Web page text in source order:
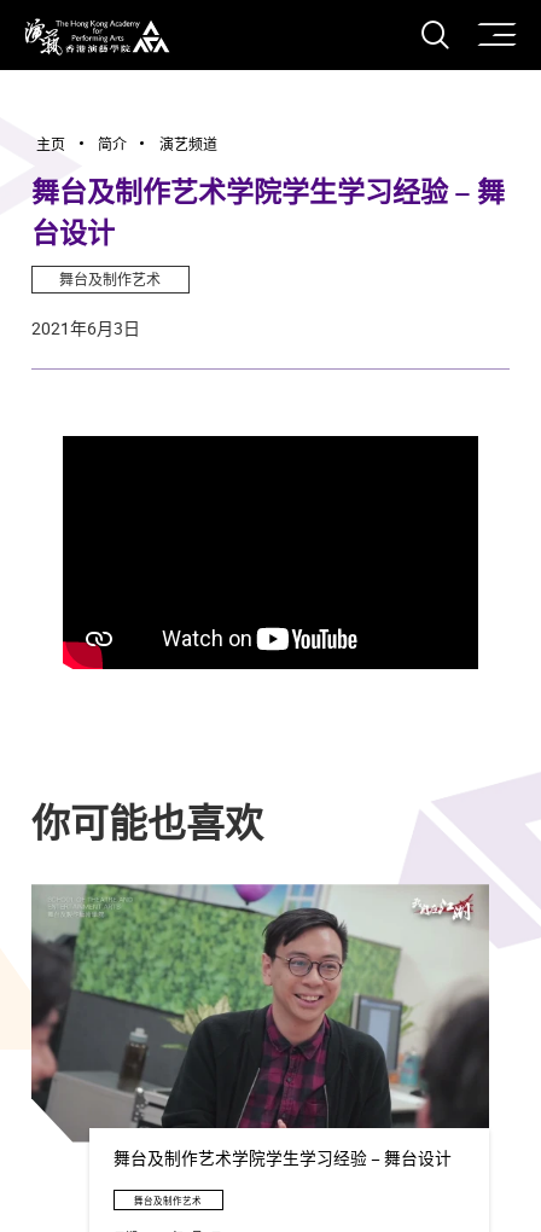
香港演艺学院
打开
主页 简介 演艺频道
舞台及制作艺术学院学生学习经验 – 舞
台设计
舞台及制作艺术
2021年6月3日
你可能也喜欢
舞台及制作艺术学院学生学习经验 – 舞台设计
舞台及制作艺术